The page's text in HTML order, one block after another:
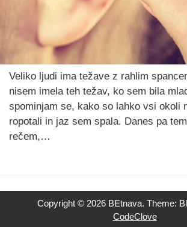
Veliko ljudi ima težave z rahlim
nisem imela teh težav, ko sem bila
spominjam se, kako so lahko vsi okoli
ropotali in jaz sem spala. Danes pa
rečem,…
Copyright © 2026 BEtnava. Theme:
CodeClove